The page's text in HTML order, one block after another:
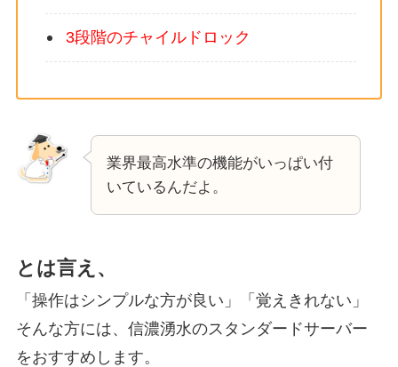
3段階のチャイルドロック
業界最高水準の機能がいっぱい付
いているんだよ。
とは言え、
「操作はシンプルな方が良い」「覚えきれない」
そんな方には、信濃湧水のスタンダードサーバー
をおすすめします。